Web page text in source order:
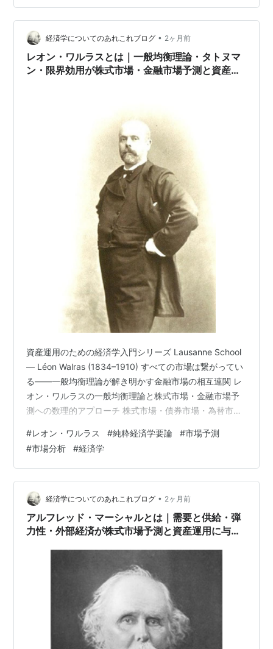
を救わない」「インフレは 貨幣供給の問題だ」と主張し
続けた彼は、1970年代のスタグフレーションが到来した
とき 正しかったことが証明さ…
経済学についてのあれこれブログ • 2ヶ月前
レオン・ワルラスとは｜一般均衡理論・タトヌマ
ン・限界効用が株式市場・金融市場予測と資産運
資産運用のための経済学入門シリーズ Lausanne School
— Léon Walras (1834–1910) すべての市場は繋がってい
る——一般均衡理論が解き明かす金融市場の相互連関 レ
オン・ワルラスの一般均衡理論と株式市場・金融市場予
測への数理的アプローチ 株式市場・債券市場・為替市
ありません。 ある市場のショックは瞬時に他の市場へ波
及します。 この「市場の相互連関」を世界で初めて数学
的に証明したのが、 フランスの経済学者レオン・ワルラ
スです。 彼の一般均衡理論は、現代の金融工学・計量経
済学・マクロプルーデンス政策の 理論的基盤とし…
#レオン・ワルラス #純粋経済学要論 #市場予測
#市場分析 #経済学
経済学についてのあれこれブログ • 2ヶ月前
アルフレッド・マーシャルとは｜需要と供給・弾
力性・外部経済が株式市場予測と資産運用に与え